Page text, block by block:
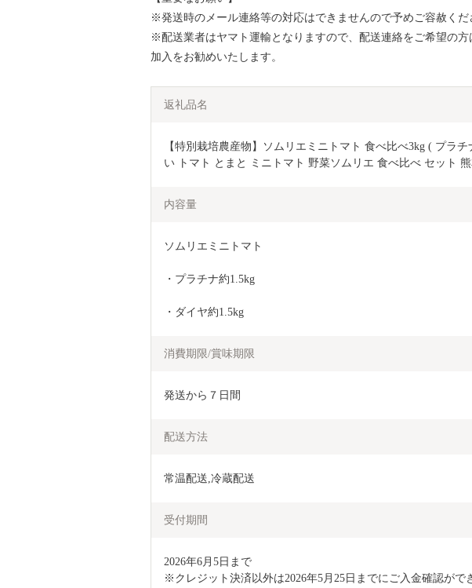
※発送時のメール連絡等の対応はできませんので予めご容赦くだ
※配送業者はヤマト運輸となりますので、配送連絡をご希望の
加入をお勧めいたします。
返礼品名
【特別栽培農産物】ソムリエミニトマト 食べ比べ3kg ( プラ
い トマト とまと ミニトマト 野菜ソムリエ 食べ比べ セット
内容量
ソムリエミニトマト
・プラチナ約1.5kg
・ダイヤ約1.5kg
消費期限/賞味期限
発送から７日間
配送方法
常温配送,冷蔵配送
受付期間
2026年6月5日まで
※クレジット決済以外は2026年5月25日までにご入金確認がで